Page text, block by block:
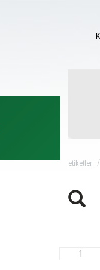
eti̇ketler
1